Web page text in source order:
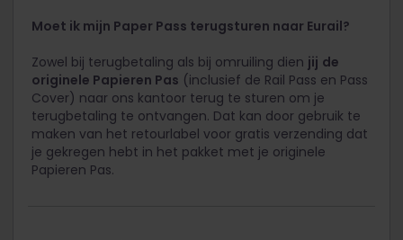
Moet ik mijn Paper Pass terugsturen naar Eurail?
Zowel bij terugbetaling als bij omruiling dien jij de
originele Papieren Pas (inclusief de Rail Pass en Pass
Cover) naar ons kantoor terug te sturen om je
terugbetaling te ontvangen. Dat kan door gebruik te
maken van het retourlabel voor gratis verzending dat
je gekregen hebt in het pakket met je originele
Papieren Pas.